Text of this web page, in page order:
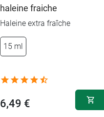
haleine fraiche
Haleine extra fraîche
15 ml
6,49 €